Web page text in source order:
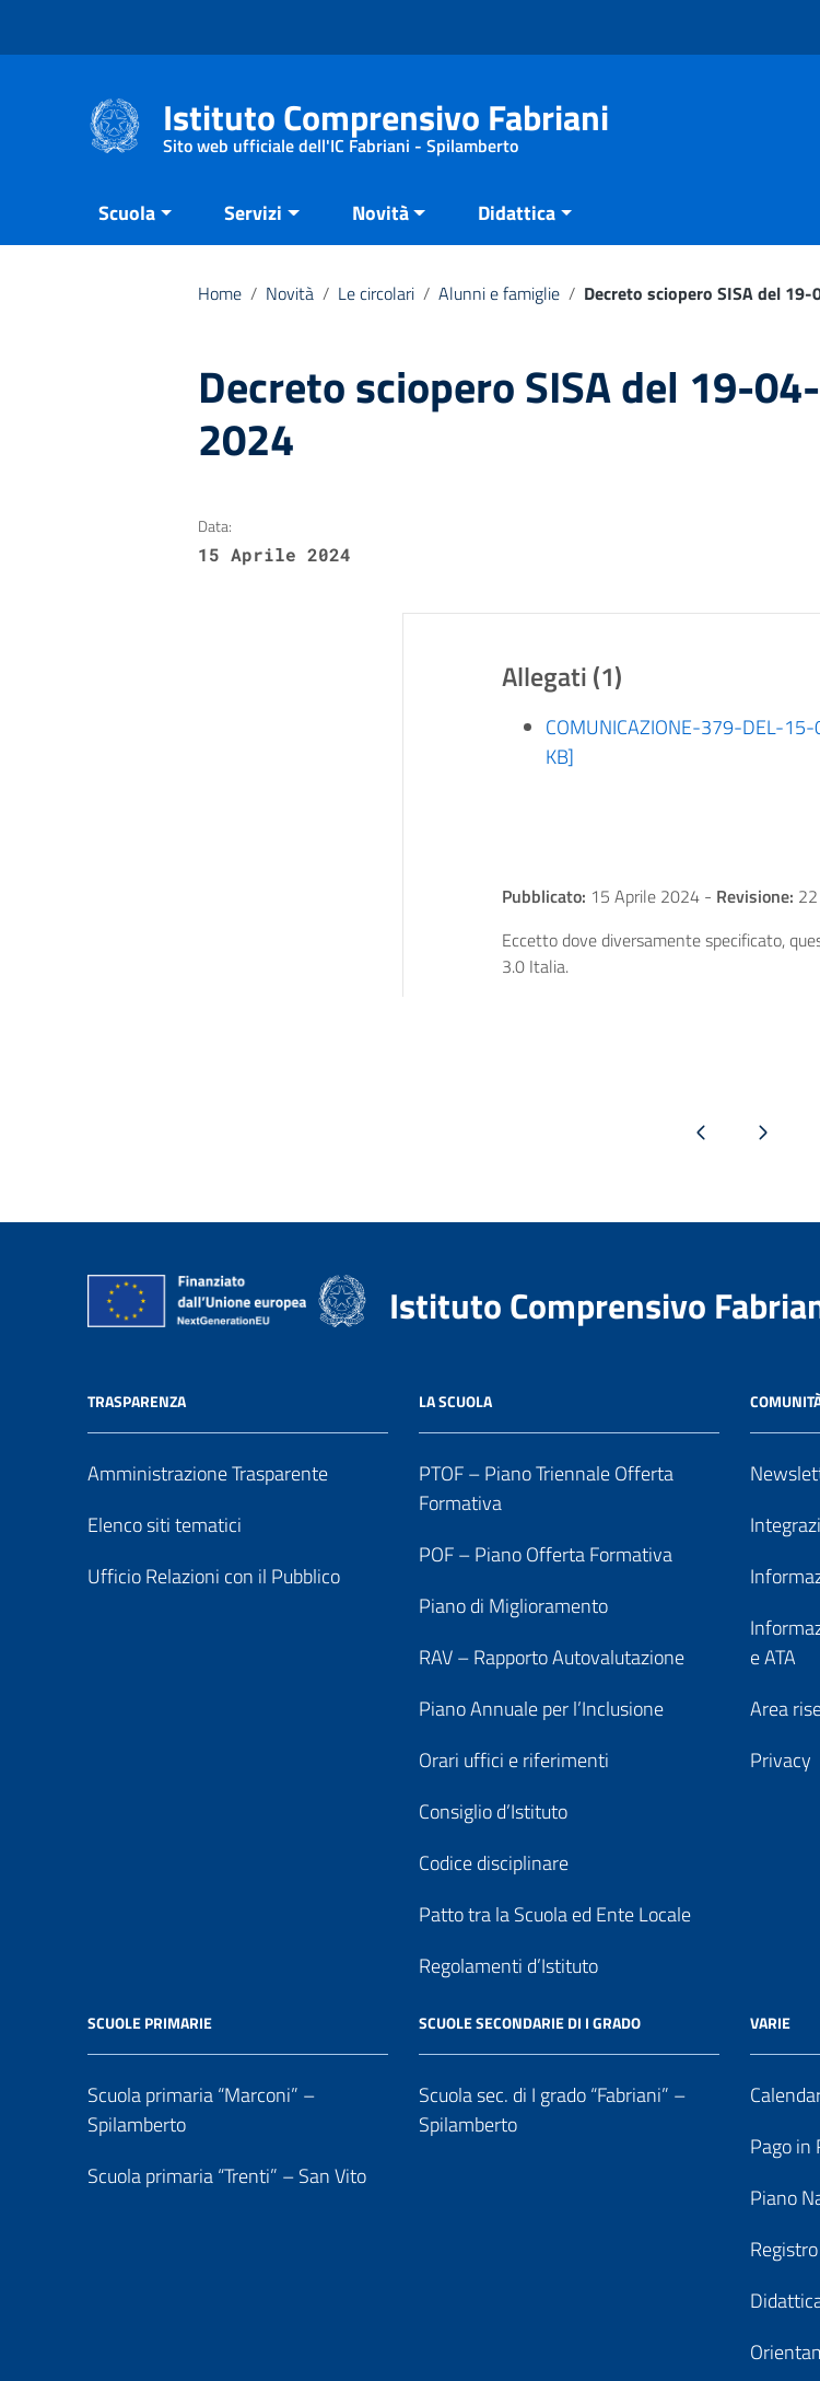
Istituto Comprensivo Fabriani
Sito web ufficiale dell'IC Fabriani - Spilamberto
Scuola Servizi Novità Didattica
Home / Novità / Le circolari / Alunni e famiglie / Decreto sciopero SISA del
Decreto sciopero SISA del 19-04-
2024
Data:
15 Aprile 2024
Allegati (1)
COMUNICAZIONE-379-DEL-
KB]
Pubblicato: 15 Aprile 2024 - Revisione:
Eccetto dove diversamente specificato,
3.0 Italia.
Pagina precedentePagina successiva
Istituto Comprensivo
TRASPARENZA
Amministrazione Trasparente
Elenco siti tematici
Ufficio Relazioni con il Pubblico
LA SCUOLA
PTOF – Piano Triennale Offerta
Formativa
POF – Piano Offerta Formativa
Piano di Miglioramento
RAV – Rapporto Autovalutazione
Piano Annuale per l’Inclusione
Orari uffici e riferimenti
Consiglio d’Istituto
Codice disciplinare
Patto tra la Scuola ed Ente Locale
Regolamenti d’Istituto
e ATA
Area
Privacy
SCUOLE PRIMARIE
Scuola primaria “Marconi” –
Spilamberto
Scuola primaria “Trenti” – San Vito
SCUOLE SECONDARIE DI I GRADO
Scuola sec. di I grado “Fabriani” –
Spilamberto
VARIE
Pago in
Piano